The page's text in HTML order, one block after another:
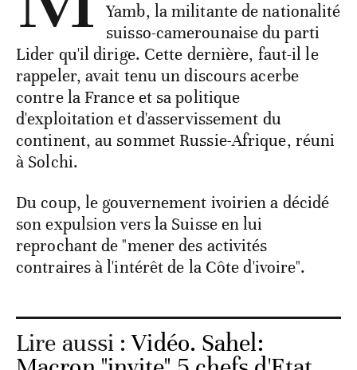
Yamb, la militante de nationalité
suisso-camerounaise du parti
Lider qu'il dirige. Cette dernière, faut-il le
rappeler, avait tenu un discours acerbe
contre la France et sa politique
d'exploitation et d'asservissement du
continent, au sommet Russie-Afrique, réuni
à Solchi.
Du coup, le gouvernement ivoirien a décidé
son expulsion vers la Suisse en lui
reprochant de "mener des activités
contraires à l'intérêt de la Côte d'ivoire".
Lire aussi :Vidéo. Sahel: